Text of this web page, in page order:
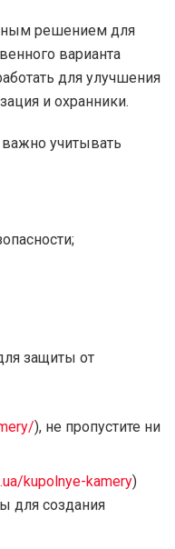
решением для
варианта
для улучшения
и охранники.
учитывать
защиты от
), не пропустите ни
kupolnye-kamery)
для создания